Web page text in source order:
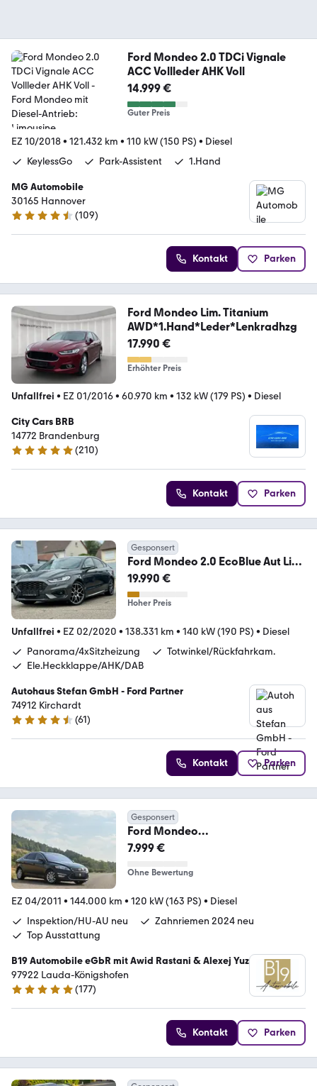
Ford Mondeo 2.0 TDCi Vignale
ACC Vollleder AHK Voll
14.999 €
Guter Preis
EZ 10/2018• 121.432 km • 110 kW (150 PS) • Diesel
KeylessGo
Park-Assistent 1.Hand
MG Automobile
30165 Hannover
4.4 Sterne
(109)
Kontakt Parken
Ford Mondeo Lim. Titanium
AWD*1.Hand*Leder*Lenkradhzg
17.990 €
Erhöhter Preis
Unfallfrei • EZ 01/2016• 60.970 km • 132 kW (179 PS) • Diesel
City Cars BRB
14772 Brandenburg
4.9 Sterne
(210)
Kontakt Parken
Gesponsert
Ford Mondeo 2.0 EcoBlue Aut Lim.
ST-Line ACC|PANO|AHK
19.990 €
Hoher Preis
Unfallfrei • EZ 02/2020 • 138.331 km • 140 kW (190 PS) • Diesel
Panorama/4xSitzheizung
Totwinkel/Rückfahrkam.
Ele.Heckklappe/AHK/DAB
Autohaus Stefan GmbH - Ford Partner
74912 Kirchardt
4.7 Sterne
(61)
Kontakt Parken
Gesponsert
Ford Mondeo
Titanium/Automatik/Xenon/Leder
7.999 €
Ohne Bewertung
EZ 04/2011 • 144.000 km • 120 kW (163 PS) • Diesel
Inspektion/HU-AU neu
Zahnriemen 2024 neu
Top Ausstattung
B19 Automobile eGbR mit Awid Rastani & Alexej Yuz
97922 Lauda-Königshofen
4.8 Sterne
(177)
Kontakt Parken